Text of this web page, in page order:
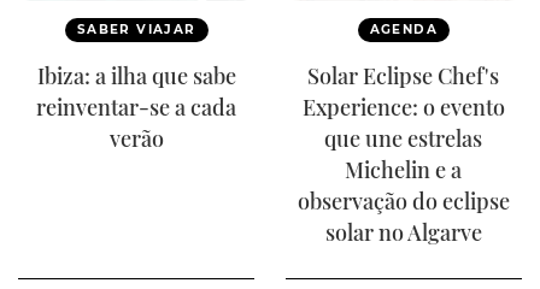
SABER VIAJAR
Ibiza: a ilha que sabe
reinventar-se a cada
verão
AGENDA
Solar Eclipse Chef's
Experience: o evento
que une estrelas
Michelin e a
observação do eclipse
solar no Algarve